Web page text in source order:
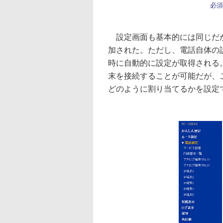
必
設定画面も基本的には同じだ
加された。ただし、電話自体
時に自動的に設定が取得され
末を接続することが可能だが
どのように割り当てるかを設定